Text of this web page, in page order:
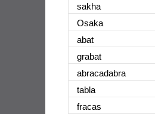
sakha
Osaka
abat
grabat
abracadabra
tabla
fracas